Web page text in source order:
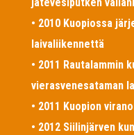
jätevesiputken
• 2010 Kuopiossa
laivaliikennettä
• 2011 Rautalammin
vierasvenesataman
• 2011 Kuopion
• 2012 Siilinjärven